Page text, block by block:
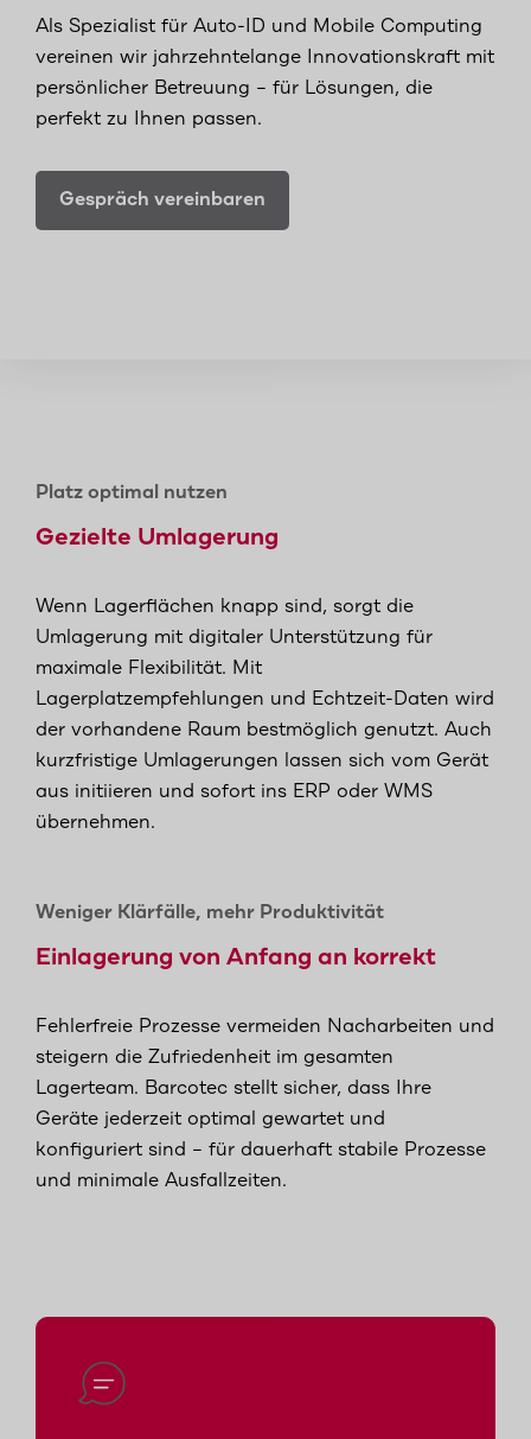
Als Spezialist für Auto-ID und Mobile Computing
vereinen wir jahrzehntelange Innovationskraft mit
persönlicher Betreuung – für Lösungen, die
perfekt zu Ihnen passen.
Gespräch vereinbaren
Platz optimal nutzen
Gezielte Umlagerung
Wenn Lagerflächen knapp sind, sorgt die
Umlagerung mit digitaler Unterstützung für
maximale Flexibilität. Mit
Lagerplatzempfehlungen und Echtzeit-Daten wird
der vorhandene Raum bestmöglich genutzt. Auch
kurzfristige Umlagerungen lassen sich vom Gerät
aus initiieren und sofort ins ERP oder WMS
übernehmen.
Weniger Klärfälle, mehr Produktivität
Einlagerung von Anfang an korrekt
Fehlerfreie Prozesse vermeiden Nacharbeiten und
steigern die Zufriedenheit im gesamten
Lagerteam. Barcotec stellt sicher, dass Ihre
Geräte jederzeit optimal gewartet und
konfiguriert sind – für dauerhaft stabile Prozesse
und minimale Ausfallzeiten.